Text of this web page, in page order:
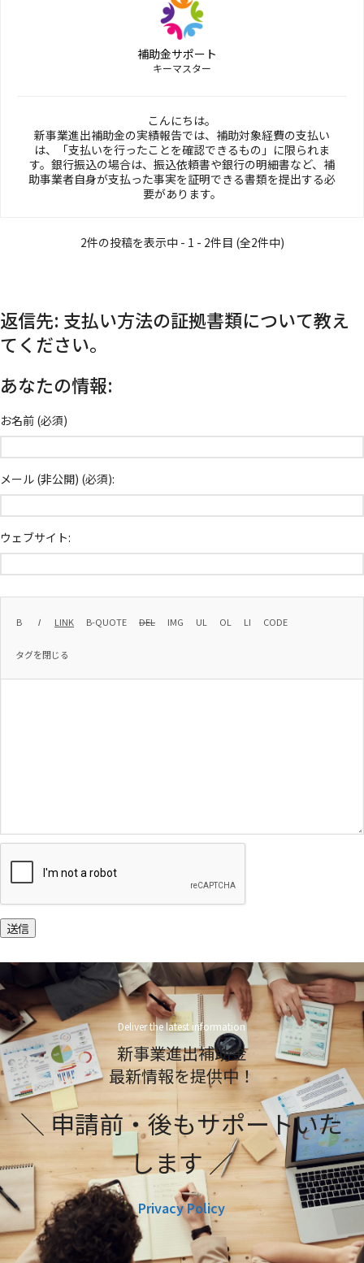
補助金サポート
キーマスター
こんにちは。
新事業進出補助金の実績報告では、補助対象経費の支払い
は、「支払いを行ったことを確認できるもの」に限られま
す。銀行振込の場合は、振込依頼書や銀行の明細書など、補
助事業者自身が支払った事実を証明できる書類を提出する必
要があります。
2件の投稿を表示中 - 1 - 2件目 (全2件中)
返信先: 支払い方法の証拠書類について教え
てください。
あなたの情報:
お名前 (必須)
メール (非公開) (必須):
ウェブサイト:
送信
Deliver the latest information
新事業進出補助金
最新情報を提供中！
＼ 申請前・後もサポートいた
します ／
Privacy Policy